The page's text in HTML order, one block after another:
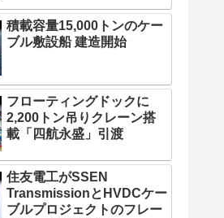
積載容量15,000トンのケー
ブル敷設船 建造開始
フローティングドックに
2,200トン吊りクレーン搭
載「四航永盛」引渡
住友電工がSSEN
TransmissionとHVDCケー
ブルプロジェクトのフレー